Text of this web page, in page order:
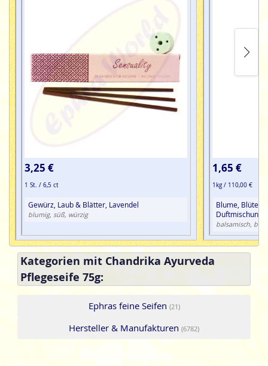
Talg, Parfüm, Orange Oil, Patchouli Oil, Palmarosa Oil, Cinnamon Leaf
Oil, Wild Ginger Oil, Sandalwood Oil, Lime Peel Oil, C.I. 12740, C.I.
61565.
3,25 €
1 St. / 6,5 ct
Gewürz, Laub & Blätter, Lavendel
blumig, süß, würzig
1,65 €
1kg / 110,00 €
Blume, Blüte,
Duftmischung
balsamisch,
Kategorien mit Chandrika Ayurveda
Pflegeseife 75g:
Ephras feine Seifen (21)
Hersteller & Manufakturen (6782)